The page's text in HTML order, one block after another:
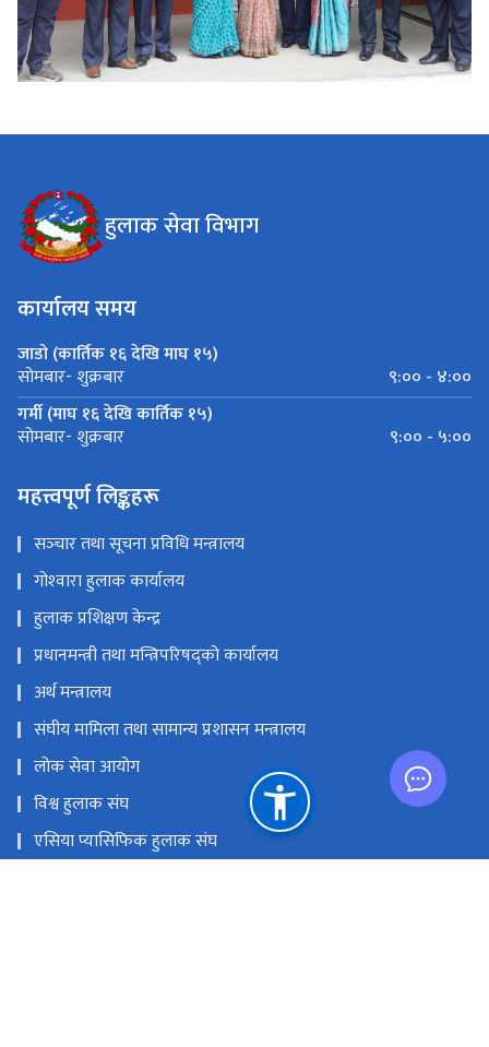
हुलाक सेवा विभाग
कार्यालय समय
जाडो (कार्तिक १६ देखि माघ १५)
सोमबार- शुक्रबार
९:०० - ४:००
गर्मी (माघ १६ देखि कार्तिक १५)
सोमबार- शुक्रबार ९:०० - ५:००
महत्त्वपूर्ण लिङ्कहरू
सञ्‍चार तथा सूचना प्रविधि मन्त्रालय
गोश्‍वारा हुलाक कार्यालय
हुलाक प्रशिक्षण केन्द्र
प्रधानमन्त्री तथा मन्त्रिपरिषद्को कार्यालय
अर्थ मन्त्रालय
संघीय मामिला तथा सामान्य प्रशासन मन्त्रालय
लोक सेवा आयोग
विश्व हुलाक संघ
एसिया प्यासिफिक हुलाक संघ